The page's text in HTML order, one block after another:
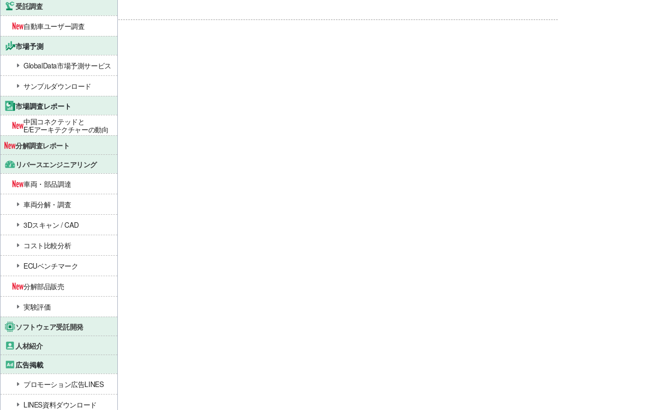
受託調査
自動車ユーザー調査
市場予測
GlobalData市場予測サービス
サンプルダウンロード
市場調査レポート
中国コネクテッドと
E/Eアーキテクチャーの動向
分解調査レポート
リバースエンジニアリング
車両・部品調達
車両分解・調査
3Dスキャン / CAD
コスト比較分析
ECUベンチマーク
分解部品販売
実験評価
ソフトウェア受託開発
人材紹介
広告掲載
プロモーション広告LINES
LINES資料ダウンロード